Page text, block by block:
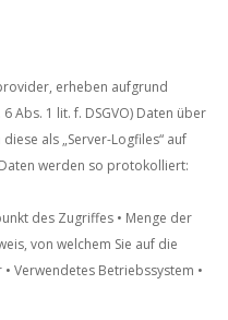
erheben aufgrund
Abs. 1 lit. f. DSGVO) Daten über
als „Server-Logfiles“ auf
werden so protokolliert:
des Zugriffes • Menge der
von welchem Sie auf die
• Verwendetes Betriebssystem •